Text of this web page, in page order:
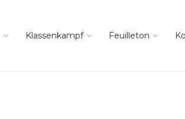
Klassenkampf Feuilleton